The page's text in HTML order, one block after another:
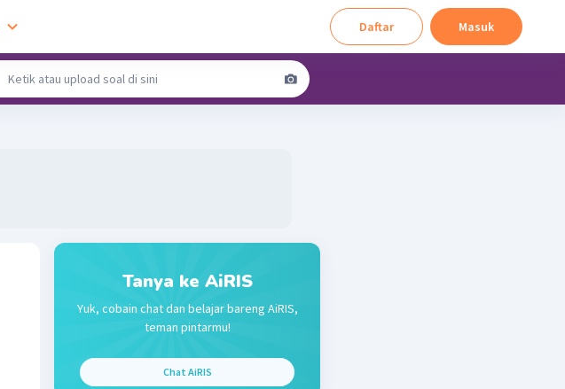
Daftar Masuk
Tanya ke AiRIS
Yuk, cobain chat dan belajar bareng AiRIS,
teman pintarmu!
Chat AiRIS